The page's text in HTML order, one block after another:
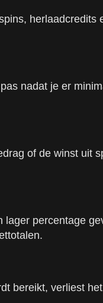
herlaadcredits
nadat je er
of de winst uit
percentage
bereikt, verliest